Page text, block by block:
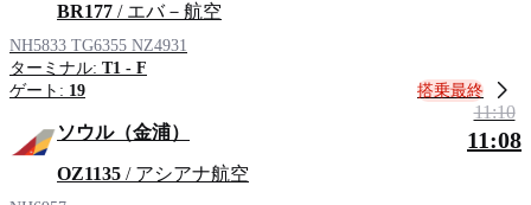
BR177 / エバ－航空
NH5833 TG6355 NZ4931
ターミナル: T1 - F
ゲート: 19 搭乗最終
ソウル（金浦）
OZ1135 / アシアナ航空
11:10
11:08